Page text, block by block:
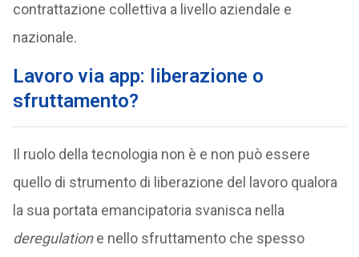
contrattazione collettiva a livello aziendale e
nazionale.
Lavoro via app: liberazione o
sfruttamento?
Il ruolo della tecnologia non è e non può essere
quello di strumento di liberazione del lavoro qualora
la sua portata emancipatoria svanisca nella
deregulatione nello sfruttamento che spesso